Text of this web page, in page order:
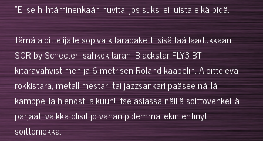
"Ei se hiihtäminenkään huvita, jos suksi ei luista eikä pidä."
Tämä aloittelijalle sopiva kitarapaketti sisältää laadukkaan
SGR by Schecter -sähkökitaran, Blackstar FLY3 BT -
kitaravahvistimen ja 6-metrisen Roland-kaapelin. Aloitteleva
rokkistara, metallimestari tai jazzsankari pääsee näillä
kamppeilla hienosti alkuun! Itse asiassa näillä soittovehkeillä
pärjäät, vaikka olisit jo vähän pidemmällekin ehtinyt
soittoniekka.